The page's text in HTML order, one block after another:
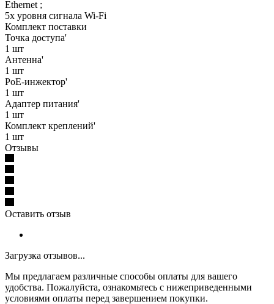
Ethernet ;
5х уровня сигнала Wi-Fi
Комплект поставки
Точка доступа'
1 шт
Антенна'
1 шт
PoE-инжектор'
1 шт
Адаптер питания'
1 шт
Комплект креплений'
1 шт
Отзывы
Оставить отзыв
Загрузка отзывов...
Мы предлагаем различные способы оплаты для вашего
удобства. Пожалуйста, ознакомьтесь с нижеприведенными
условиями оплаты перед завершением покупки.